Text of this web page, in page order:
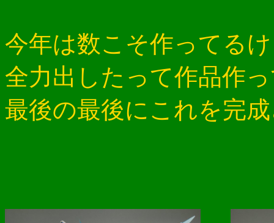
今年は数こそ作ってる
全力出したって作品作
最後の最後にこれを完